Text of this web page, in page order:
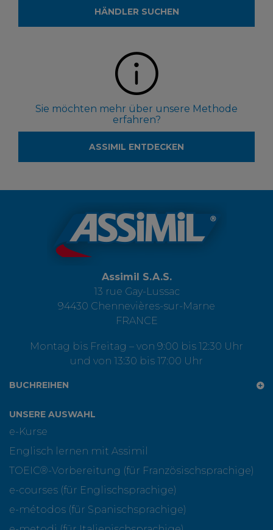
HÄNDLER SUCHEN
Sie möchten mehr über unsere Methode
erfahren?
ASSIMIL ENTDECKEN
Assimil S.A.S.
13 rue Gay-Lussac
94430 Chennevières-sur-Marne
FRANCE
Montag bis Freitag – von 9:00 bis 12:30 Uhr
und von 13:30 bis 17:00 Uhr
BUCHREIHEN
UNSERE AUSWAHL
e-Kurse
Englisch lernen mit Assimil
TOEIC®-Vorbereitung (für Französischsprachige)
e-courses (für Englischsprachige)
e-métodos (für Spanischsprachige)